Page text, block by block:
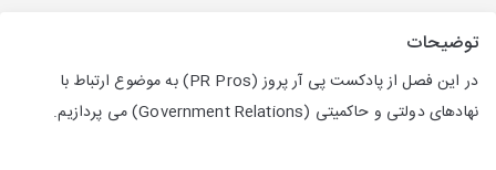
توضیحات
در این فصل از پادکست پی آر پروز (PR Pros) به موضوع ارتباط با
نهادهای دولتی و حاکمیتی (Government Relations) می پردازیم.